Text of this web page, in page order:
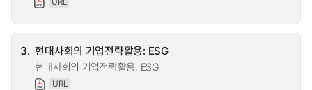
3. 현대사회의 기업전략활용: ESG
현대사회의 기업전략활용: ESG
URL